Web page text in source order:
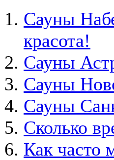
Сауны
красота!
Сауны
Сауны
Сауны
Сколько
Как часто